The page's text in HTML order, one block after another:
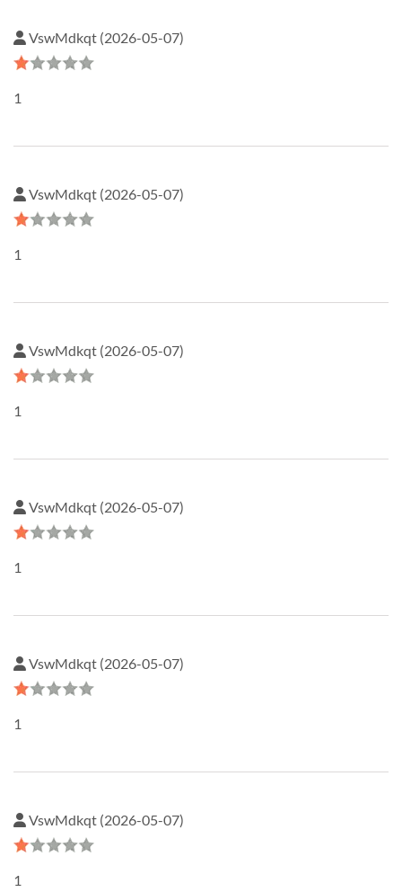
VswMdkqt (2026-05-07)
1
VswMdkqt (2026-05-07)
1
VswMdkqt (2026-05-07)
1
VswMdkqt (2026-05-07)
1
VswMdkqt (2026-05-07)
1
VswMdkqt (2026-05-07)
1